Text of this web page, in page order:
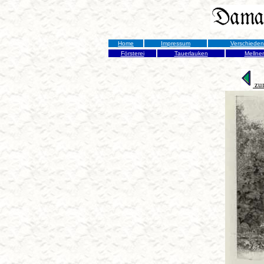
Home Impressum
Försterei
Tauerlauken